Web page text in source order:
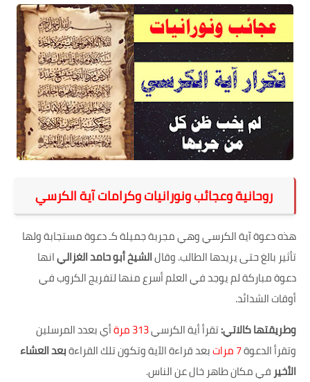
روحانية وعجائب ونورانيات وكرامات آية الكرسي
هذه دعوة آية الكرسي وهي مجربة جميلة كـ دعوة مستجابة ولها
تأثير بالغ حتى يريدها الطالب. وقالالشيخ أبو حامد الغزاليانها
دعوة مباركة لم يوجد في العلم أسرع منها لتفريج الكروب في
أوقات الشدائد.
وطريقتها كالاتي:تقرأ أية الكرسي313مرةأي بعدد المرسلين
وتقرأ الدعوة7مراتبعد قراءة الآية وتكون تلك القراءةبعد العشاء
الأخير في مكان طاهر خال عن الناس.